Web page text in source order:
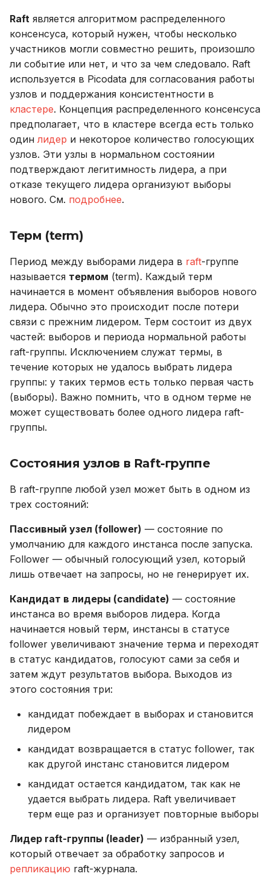
я
п
и
к
а
журнала
Журнал аудита
Web UI
CLI (Command-line
interface)
Дискавери (discovery)
Vshard
Объекты доступа
Пользователь
Привилегия
Роль пользователя
Сущности
Инстанс (instance)
Тир (tier)
Лидер (leader)
Домен отказа
(failure_domain)
Фактор репликации
Таблица
Движок хранения
Индекс (index)
number)
WAL (write-ahead log)
Vclock (vector clock)
Сетевой адрес (address)
Стейт (state)
Резервное копирование
Управление доступом
Аутентификация с
помощью LDAP/LDAPS
Включение протокола
SSL
Использование журнала
Рекомендации по
Устранение неполадок
Типы данных
Параметризованные
запросы
Совместимость с ANSI
Тестовые таблицы
Команды
используемые в роли
Ansible
Справочник метрик
Справочник настроек
Ограничения
Описание системных
таблиц
Интерфейс RPC API
Файберы, потоки и
многозадачность
Механизм плагинов
Внешний модуль аудита
Raft является алгоритмом распределенного
консенсуса, который нужен, чтобы несколько
участников могли совместно решить, произошло
ли событие или нет, и что за чем следовало. Raft
используется в Picodata для согласования работы
узлов и поддержания консистентности в
кластере. Концепция распределенного консенсуса
предполагает, что в кластере всегда есть только
одинлидер и некоторое количество голосующих
узлов. Эти узлы в нормальном состоянии
подтверждают легитимность лидера, а при
отказе текущего лидера организуют выборы
нового. См. подробнее.
Терм (term)
Период между выборами лидера в raft-группе
называется термом (term). Каждый терм
начинается в момент объявления выборов нового
лидера. Обычно это происходит после потери
связи с прежним лидером. Терм состоит из двух
частей: выборов и периода нормальной работы
raft-группы. Исключением служат термы, в
течение которых не удалось выбрать лидера
группы: у таких термов есть только первая часть
(выборы). Важно помнить, что в одном терме не
может существовать более одного лидера raft-
группы.
Состояния узлов в Raft-группе
В raft-группе любой узел может быть в одном из
трех состояний:
Пассивный узел (follower) — состояние по
умолчанию для каждого инстанса после запуска.
Follower — обычный голосующий узел, который
лишь отвечает на запросы, но не генерирует их.
Кандидат в лидеры (candidate) — состояние
инстанса во время выборов лидера. Когда
начинается новый терм, инстансы в статусе
follower увеличивают значение терма и переходят
в статус кандидатов, голосуют сами за себя и
затем ждут результатов выбора. Выходов из
этого состояния три:
кандидат побеждает в выборах и становится
лидером
кандидат возвращается в статус follower, так
как другой инстанс становится лидером
кандидат остается кандидатом, так как не
удается выбрать лидера. Raft увеличивает
терм еще раз и организует повторные выборы
Лидер raft-группы (leader) — избранный узел,
который отвечает за обработку запросов и
репликацию raft-журнала.